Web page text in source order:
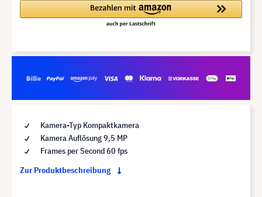
Kamera-Typ Kompaktkamera
Kamera Auflösung 9,5 MP
Frames per Second 60 fps
Zur Produktbeschreibung